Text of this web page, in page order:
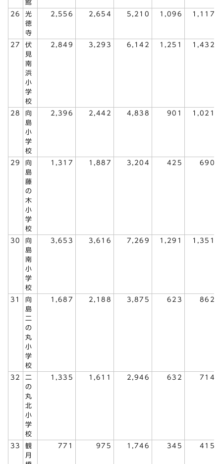
館
26
光
徳
寺
2,556 2,654 5,210 1,096 1,117
27
伏
見
南
浜
小
学
校
2,849 3,293 6,142 1,251 1,432
28
向
島
小
学
校
2,396 2,442 4,838 901 1,021
29
向
島
藤
の
木
小
学
校
1,317 1,887 3,204 425 690
30
向
島
南
小
学
校
3,653 3,616 7,269 1,291 1,351
31
向
島
二
の
丸
小
学
校
1,687 2,188 3,875 623 862
32
二
の
丸
北
小
学
校
1,335 1,611 2,946 632 714
33
観
月
771 975 1,746 345 415